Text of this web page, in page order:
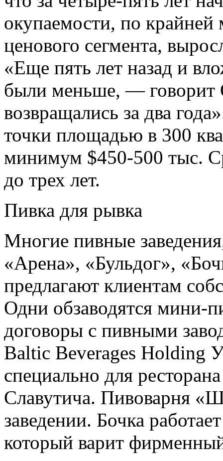
окупаемости, по крайней
ценового сегмента,
«Еще пять лет назад и
были меньше, — говорит
возвращались за два
точки площадью в 300
минимум $450-500 тыс.
до трех лет.
Пивка для рывка
Многие пивные
«Арена», «Бульдог»,
предлагают клиентам
Одни обзаводятся мини-
договоры с пивными
Baltic Beverages Holding
специально для
Славутича. Пивоварня
заведении. Бочка
который варит